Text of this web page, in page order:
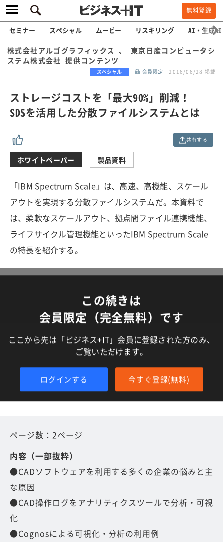
無料登録
セミナー スペシャル ムービー リスキリング AI・生成AI
株式会社アルゴグラフィックス 、 東京日産コンピュータシ
ステム株式会社 提供コンテンツ
スペシャル 会員限定 2016/06/28 掲載
ストレージコストを「最大90%」削減！
SDSを活用した分散ファイルシステムとは
共有する
ホワイトペーパー 製品資料
「IBM Spectrum Scale」は、高速、高機能、スケール
アウトを実現する分散ファイルシステムだ。本資料で
は、柔軟なスケールアウト、拠点間ファイル連携機能、
ライフサイクル管理機能といったIBM Spectrum Scale
の特長を紹介する。
この続きは
会員限定（完全無料）です
ここから先は「ビジネス+IT」会員に登録された方のみ、
ご覧いただけます。
ログインする 今すぐ登録(無料)
ページ数：2ページ
内容（一部抜粋）
●CADソフトウェアを利用する多くの企業の悩みと主
な原因
●CAD操作ログをアナリティクスツールで分析・可視
化
●Cognosによる可視化・分析の利用例